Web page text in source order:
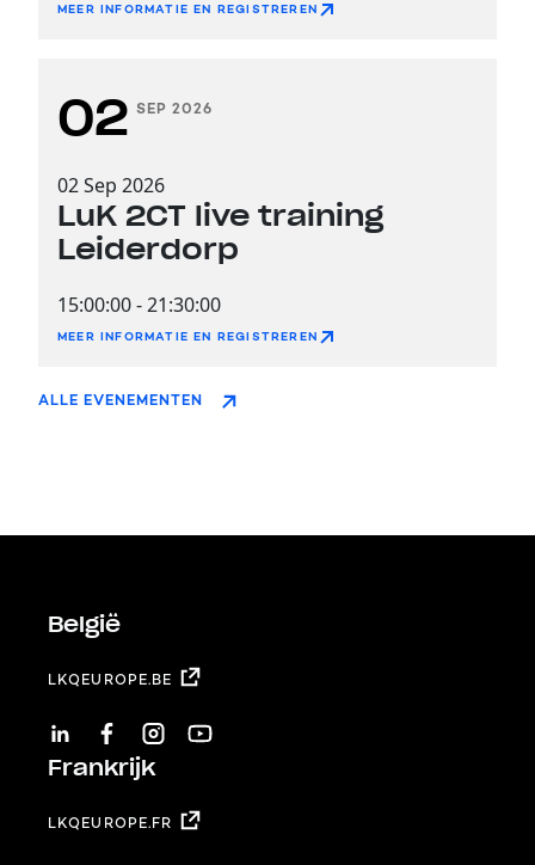
MEER INFORMATIE EN REGISTREREN
02 SEP 2026
02Sep 2026
LuK 2CT live training
Leiderdorp
15:00:00-21:30:00
MEER INFORMATIE EN REGISTREREN
ALLE EVENEMENTEN
België
LKQEUROPE.BE
LINKEDINFACEBOOKINSTAGRAM
YOUTUBE
Frankrijk
LKQEUROPE.FR